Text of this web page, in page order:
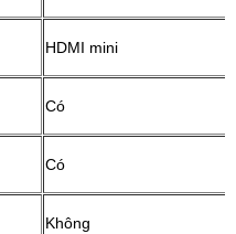
HDMI mini
Có
Có
Không